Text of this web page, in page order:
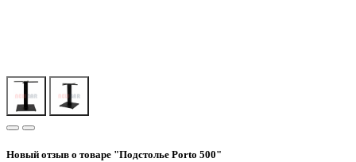
Новый отзыв о товаре "Подстолье Porto 500"